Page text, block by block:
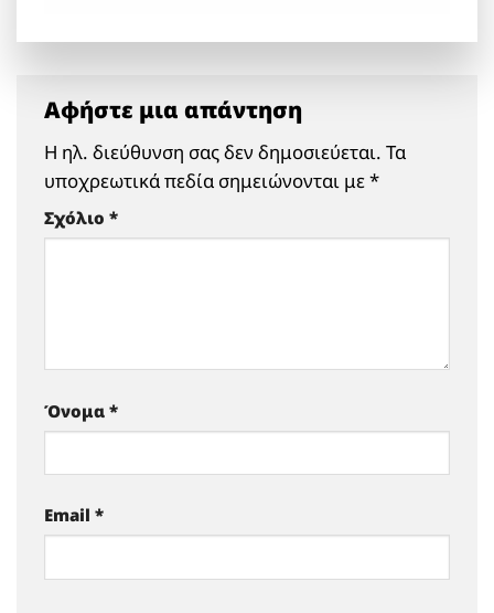
Αφήστε μια απάντηση
Η ηλ. διεύθυνση σας δεν δημοσιεύεται. Τα
υποχρεωτικά πεδία σημειώνονται με*
Σχόλιο *
Όνομα *
Email *